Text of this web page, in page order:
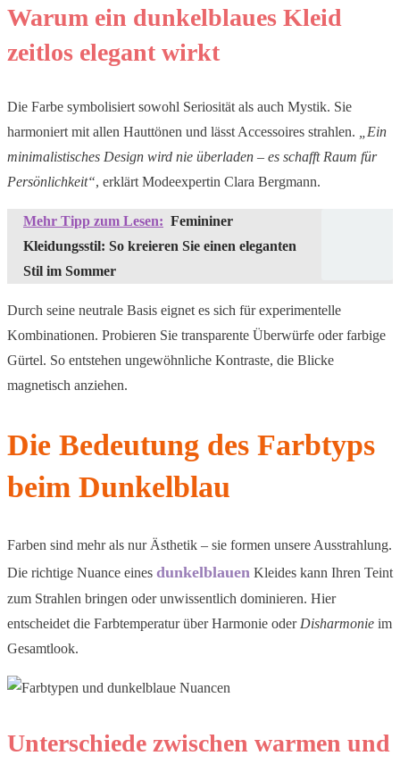
Warum ein dunkelblaues Kleid
zeitlos elegant wirkt
Die Farbe symbolisiert sowohl Seriosität als auch Mystik. Sie
harmoniert mit allen Hauttönen und lässt Accessoires strahlen. „Ein
minimalistisches Design wird nie überladen – es schafft Raum für
Persönlichkeit“, erklärt Modeexpertin Clara Bergmann.
Mehr Tipp zum Lesen: Femininer
Kleidungsstil: So kreieren Sie einen eleganten
Stil im Sommer
Durch seine neutrale Basis eignet es sich für experimentelle
Kombinationen. Probieren Sie transparente Überwürfe oder farbige
Gürtel. So entstehen ungewöhnliche Kontraste, die Blicke
magnetisch anziehen.
Die Bedeutung des Farbtyps
beim Dunkelblau
Farben sind mehr als nur Ästhetik – sie formen unsere Ausstrahlung.
Die richtige Nuance eines dunkelblauen Kleides kann Ihren Teint
zum Strahlen bringen oder unwissentlich dominieren. Hier
entscheidet die Farbtemperatur über Harmonie oder Disharmonie im
Gesamtlook.
Unterschiede zwischen warmen und